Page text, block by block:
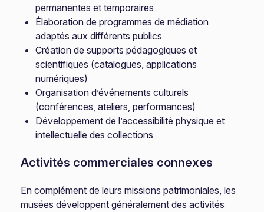
permanentes et temporaires
Élaboration de programmes de médiation
adaptés aux différents publics
Création de supports pédagogiques et
scientifiques (catalogues, applications
numériques)
Organisation d’événements culturels
(conférences, ateliers, performances)
Développement de l’accessibilité physique et
intellectuelle des collections
Activités commerciales connexes
En complément de leurs missions patrimoniales, les
musées développent généralement des activités